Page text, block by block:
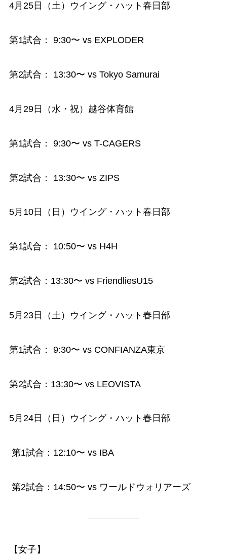
4月25日（土）ウイング・ハット春日部
第1試合： 9:30〜 vs EXPLODER
第2試合： 13:30〜 vs Tokyo Samurai
4月29日（水・祝）越谷体育館
第1試合： 9:30〜 vs T-CAGERS
第2試合： 13:30〜 vs ZIPS
5月10日（日）ウイング・ハット春日部
第1試合： 10:50〜 vs H4H
第2試合：13:30〜 vs FriendliesU15
5月23日（土）ウイング・ハット春日部
第1試合： 9:30〜 vs CONFIANZA東京
第2試合：13:30〜 vs LEOVISTA
5月24日（日）ウイング・ハット春日部
第1試合：12:10〜 vs IBA
第2試合：14:50〜 vs ワールドウォリアーズ
【女子】